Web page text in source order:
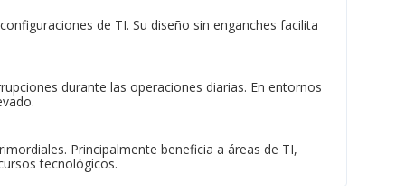
de TI. Su diseño sin enganches facilita
durante las operaciones diarias. En entornos
Principalmente beneficia a áreas de TI,
tecnológicos.